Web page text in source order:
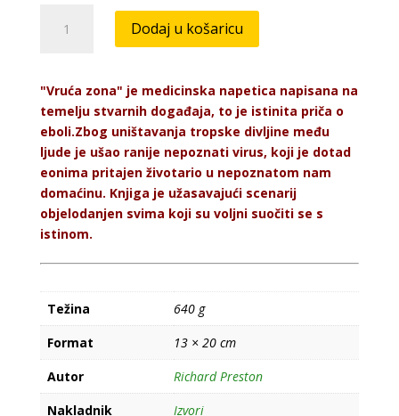
zona
Dodaj u košaricu
"Vruća zona" je medicinska napetica napisana na
temelju stvarnih događaja, to je istinita priča o
eboli.Zbog uništavanja tropske divljine među
ljude je ušao ranije nepoznati virus, koji je dotad
eonima pritajen životario u nepoznatom nam
domaćinu. Knjiga je užasavajući scenarij
objelodanjen svima koji su voljni suočiti se s
istinom.
Težina
640 g
Format
13 × 20 cm
Autor
Richard Preston
Nakladnik
Izvori